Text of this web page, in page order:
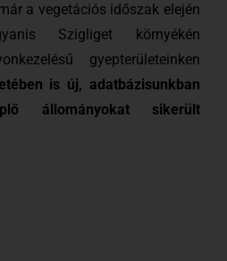
a vegetációs időszak elején
Szigliget környékén
gyepterületeinken
is új, adatbázisunkban
állományokat sikerült